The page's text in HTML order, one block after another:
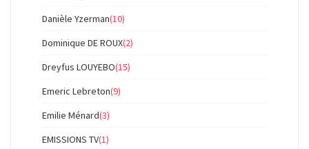
Danièle Yzerman(10)
Dominique DE ROUX(2)
Dreyfus LOUYEBO(15)
Emeric Lebreton(9)
Emilie Ménard(3)
EMISSIONS TV(1)